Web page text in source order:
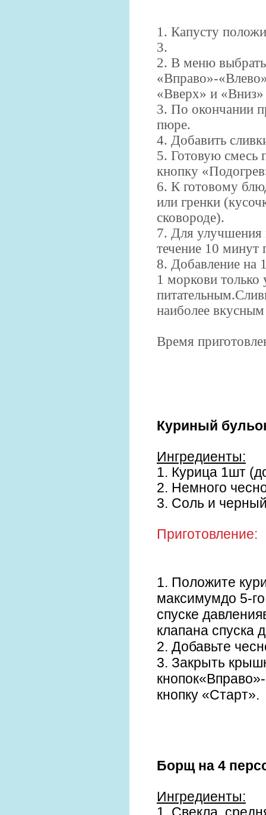
1. Капусту
3.
2. В меню
«Вправо»-
«Вверх» и
3. По окончании
пюре.
4. Добавить
5. Готовую смесь
кнопку
6. К готовому
или гренки
сковороде).
7. Для улучшения
течение 10 минут
8. Добавление на
1 моркови только
наиболее вкусным
Время
Куриный
Ингредиенты:
1. Курица 1шт
2. Немного
3. Соль и
Приготовление:
1. Положите
максимумдо 5-
спуске
клапана спуска
2. Добавьте
3. Закрыть
кнопку «Старт».
Борщ на 4
Ингредиенты:
1. Свекла,